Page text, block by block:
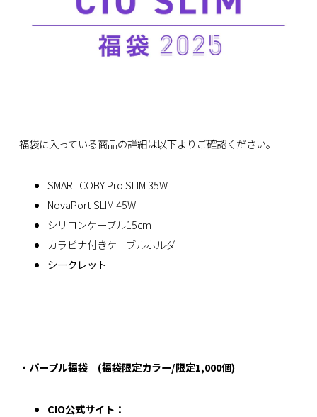
福袋に入っている商品の詳細は以下よりご確認ください。
SMARTCOBY Pro SLIM 35W
NovaPort SLIM 45W
シリコンケーブル15cm
カラビナ付きケーブルホルダー
シークレット
・パープル福袋 (福袋限定カラー/限定1,000個)
CIO公式サイト：